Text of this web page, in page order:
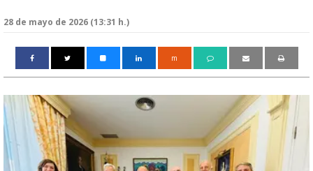
28 de mayo de 2026 (13:31 h.)
m